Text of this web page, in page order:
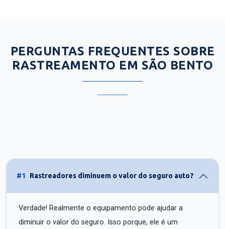
PERGUNTAS FREQUENTES SOBRE
RASTREAMENTO EM SÃO BENTO
#1 Rastreadores diminuem o valor do seguro auto?
Verdade! Realmente o equipamento pode ajudar a
diminuir o valor do seguro. Isso porque, ele é um